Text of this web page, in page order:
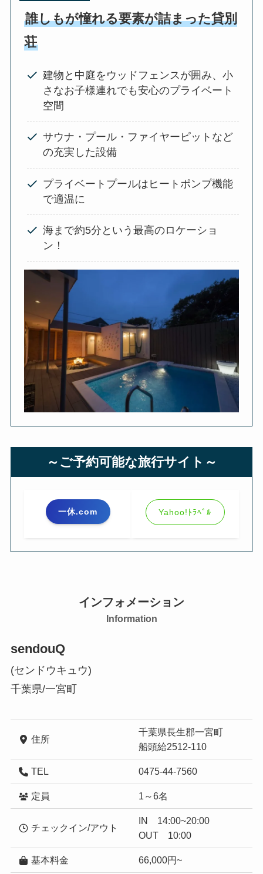
誰しもが憧れる要素が詰まった貸別
荘
建物と中庭をウッドフェンスが囲み、小
さなお子様連れでも安心のプライベート
空間
サウナ・プール・ファイヤーピットなど
の充実した設備
プライベートプールはヒートポンプ機能
で適温に
海まで約5分という最高のロケーショ
ン！
～ご予約可能な旅行サイト～
一休.com Yahoo!ﾄﾗﾍﾞﾙ
インフォメーション
Information
sendouQ
(センドウキュウ)
千葉県/一宮町
住所
千葉県長生郡一宮町
船頭給2512-110
TEL 0475-44-7560
定員 1～6名
チェックイン/アウト
IN 14:00~20:00
OUT 10:00
基本料金 66,000円~